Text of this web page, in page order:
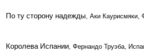
По ту сторону надежды, Аки Каурисмяки,
Королева Испании, Фернандо Труэба,